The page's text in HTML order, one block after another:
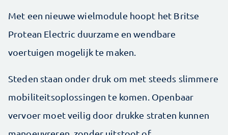
Met een nieuwe wielmodule hoopt het Britse
Protean Electric duurzame en wendbare
voertuigen mogelijk te maken.
Steden staan onder druk om met steeds slimmere
mobiliteitsoplossingen te komen. Openbaar
vervoer moet veilig door drukke straten kunnen